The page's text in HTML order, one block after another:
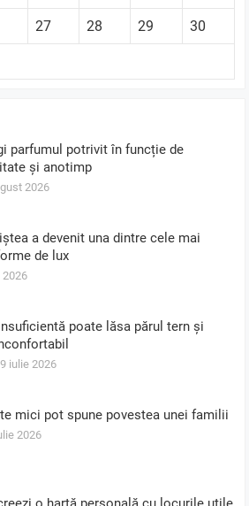
27 28 29 30
parfumul potrivit în funcție de
și anotimp
2026
a devenit una dintre cele mai
de lux
2026
poate lăsa părul tern și
iulie 2026
mici pot spune povestea unei familii
2026